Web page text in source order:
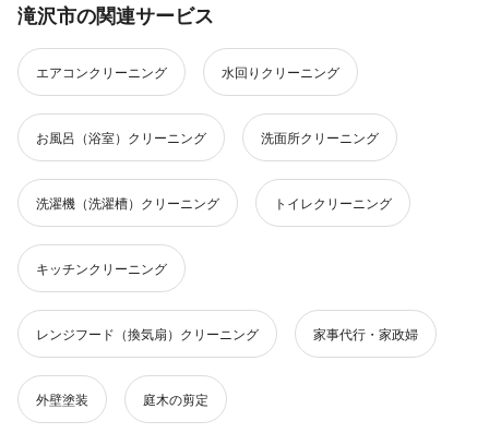
滝沢市の関連サービス
エアコンクリーニング 水回りクリーニング
お風呂（浴室）クリーニング 洗面所クリーニング
洗濯機（洗濯槽）クリーニング トイレクリーニング
キッチンクリーニング
レンジフード（換気扇）クリーニング 家事代行・家政婦
外壁塗装 庭木の剪定